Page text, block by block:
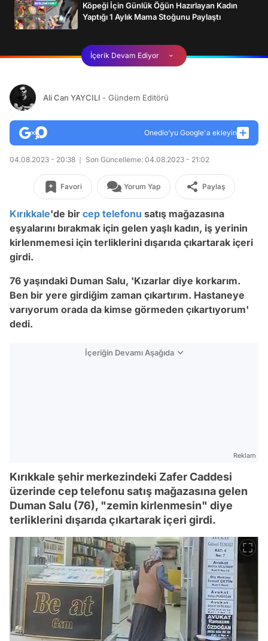
Köpeği İçin Günlük Öğün Hazırlayan Kadın
Yaptığı 1 Aylık Mama Stoğunu Paylaştı
İçerik Devam Ediyor
Ali Can YAYCILI - Gündem Editörü
Onedio’yu Google'a ekleyin
04.08.2023 - 20:38 Son Güncelleme: 04.08.2023 - 21:02
Favori Yorum Yap Paylaş
Kırıkkale'de bir cep telefonu satış mağazasına
eşyalarını bırakmak için gelen yaşlı kadın, iş yerinin
kirlenmemesi için terliklerini dışarıda çıkartarak içeri
girdi.
76 yaşındaki Duman Salu, 'Kızarlar diye korkarım.
Ben bir yere girdiğim zaman çıkartırım. Hastaneye
varıyorum orada da kimse görmeden çıkartıyorum'
dedi.
İçeriğin Devamı Aşağıda
Reklam
Kırıkkale şehir merkezindeki Zafer Caddesi
üzerinde cep telefonu satış mağazasına gelen
Duman Salu (76), "zemin kirlenmesin" diye
terliklerini dışarıda çıkartarak içeri girdi.